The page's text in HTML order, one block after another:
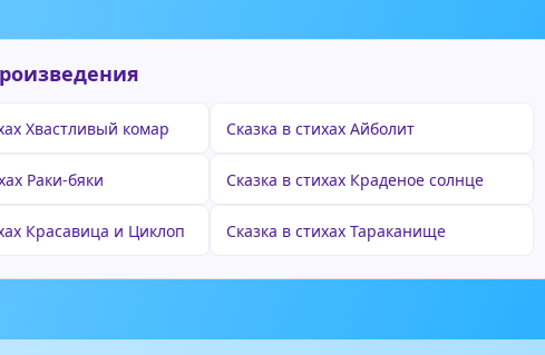
Хвастливый комар Сказка в стихах Айболит
Раки-бяки Сказка в стихах Краденое солнце
Красавица и Циклоп Сказка в стихах Тараканище